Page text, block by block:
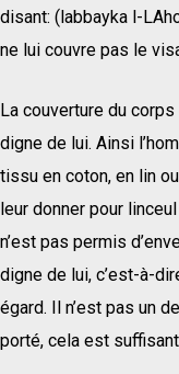
disant: (labbayka l-
ne lui couvre pas le
La couverture du
digne de lui. Ainsi
tissu en coton, en lin
leur donner pour
n’est pas permis
digne de lui, c’est-à-
égard. Il n’est pas un
porté, cela est